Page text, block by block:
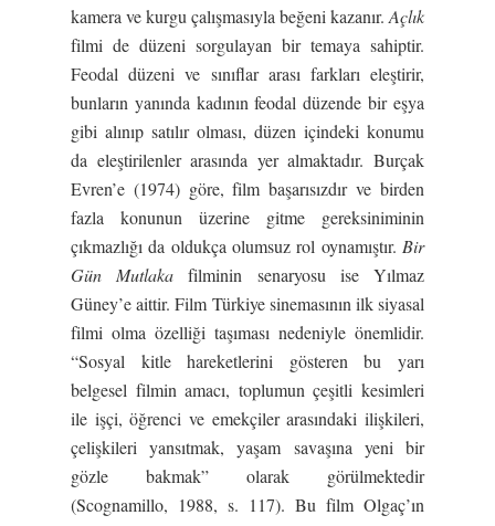
kamera ve kurgu çalışmasıyla beğeni kazanır. Açlık
filmi de düzeni sorgulayan bir temaya sahiptir.
Feodal düzeni ve sınıflar arası farkları eleştirir,
bunların yanında kadının feodal düzende bir eşya
gibi alınıp satılır olması, düzen içindeki konumu
da eleştirilenler arasında yer almaktadır. Burçak
Evren’e (1974) göre, film başarısızdır ve birden
fazla konunun üzerine gitme gereksiniminin
çıkmazlığı da oldukça olumsuz rol oynamıştır. Bir
Gün Mutlaka filminin senaryosu ise Yılmaz
Güney’e aittir. Film Türkiye sinemasının ilk siyasal
filmi olma özelliği taşıması nedeniyle önemlidir.
“Sosyal kitle hareketlerini gösteren bu yarı
belgesel filmin amacı, toplumun çeşitli kesimleri
ile işçi, öğrenci ve emekçiler arasındaki ilişkileri,
çelişkileri yansıtmak, yaşam savaşına yeni bir
gözle bakmak” olarak görülmektedir
(Scognamillo, 1988, s. 117). Bu film Olgaç’ın